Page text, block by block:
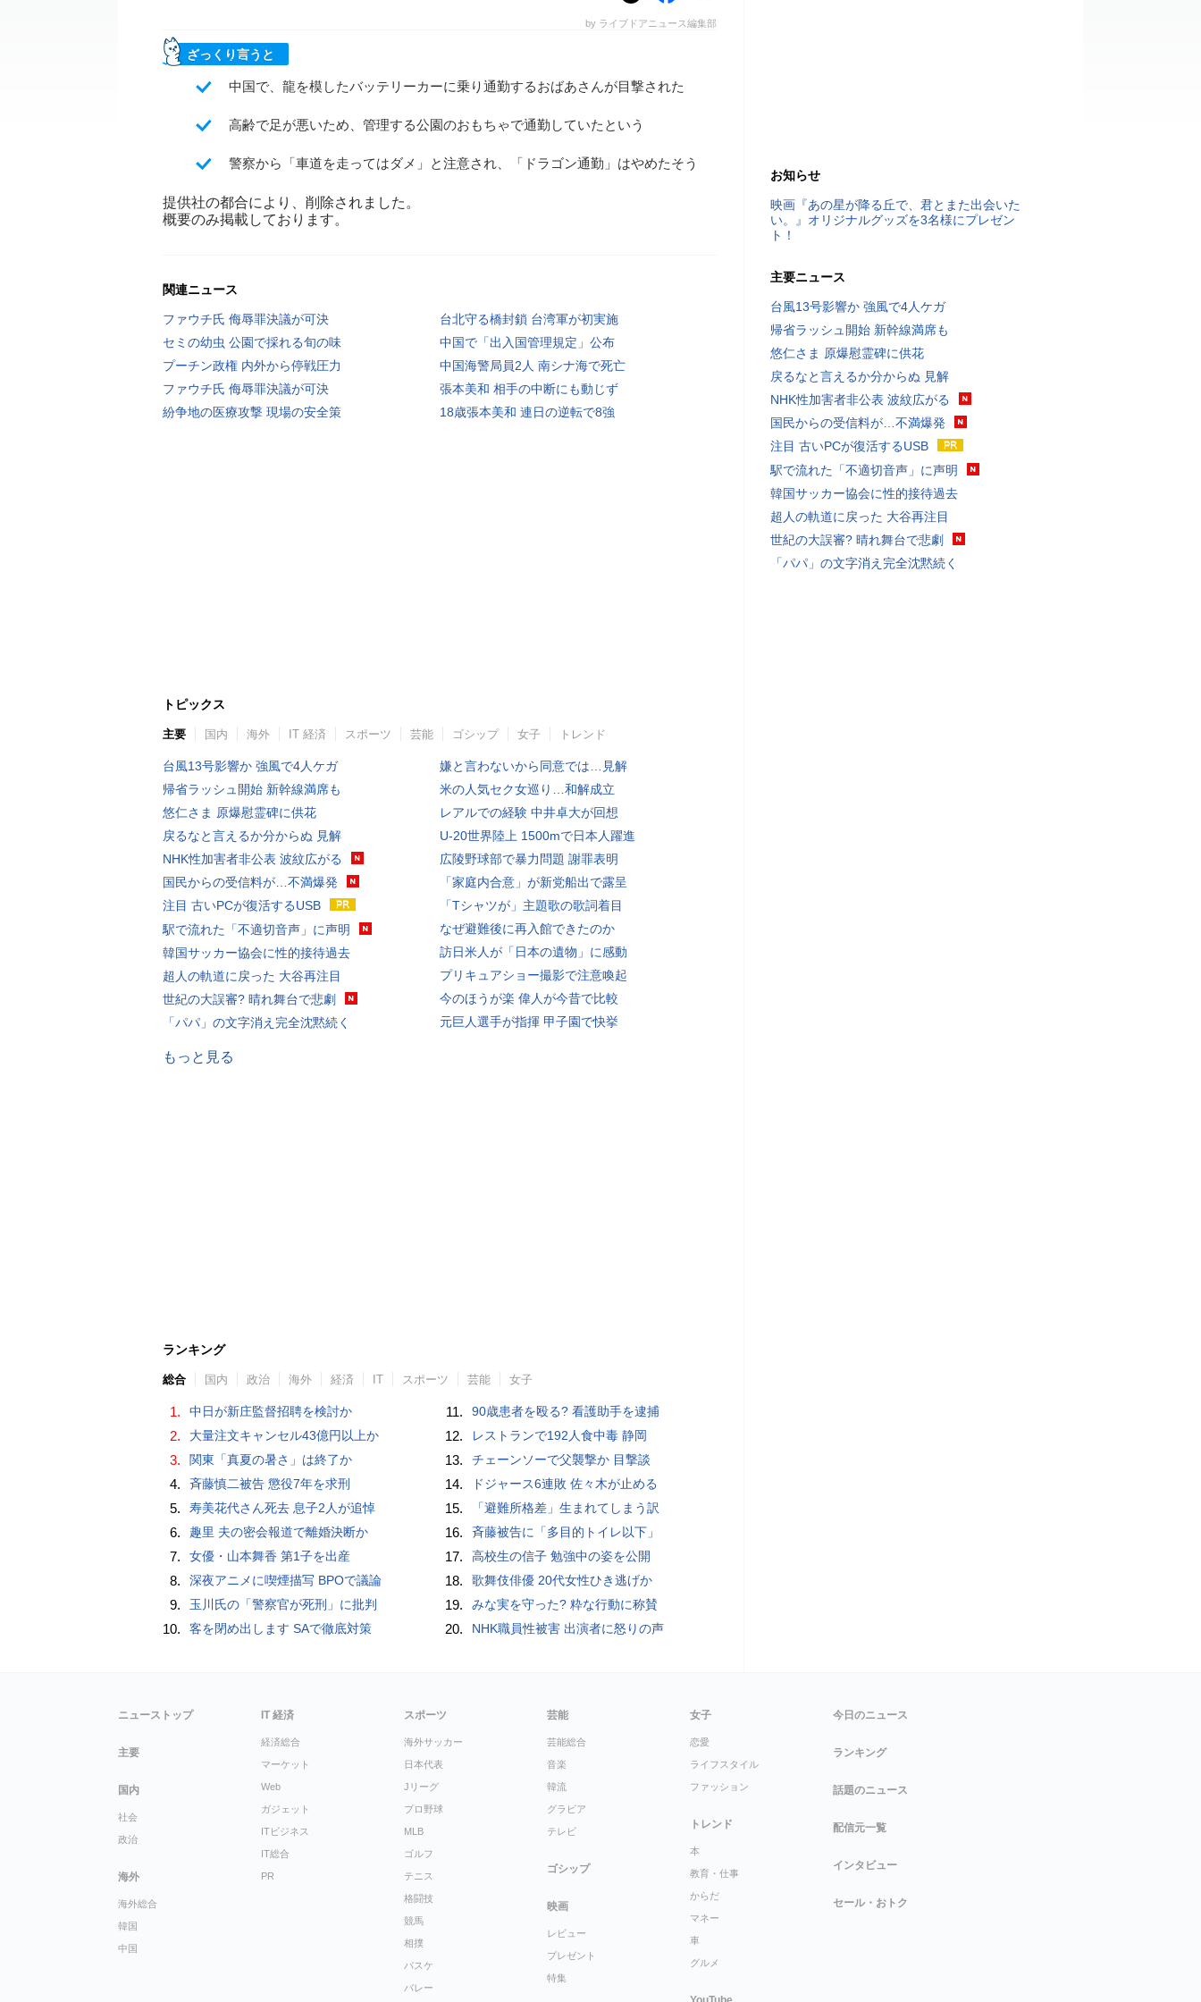
by ライブドアニュース編集部
ざっくり言うと
中国で、龍を模したバッテリーカーに乗り通勤するおばあさんが目撃された
高齢で足が悪いため、管理する公園のおもちゃで通勤していたという
警察から「車道を走ってはダメ」と注意され、「ドラゴン通勤」はやめたそう
提供社の都合により、削除されました。
概要のみ掲載しております。
関連ニュース
ファウチ氏 侮辱罪決議が可決
台北守る橋封鎖 台湾軍が初実施
セミの幼虫 公園で採れる旬の味
中国で「出入国管理規定」公布
プーチン政権 内外から停戦圧力
中国海警局員2人 南シナ海で死亡
ファウチ氏 侮辱罪決議が可決
張本美和 相手の中断にも動じず
紛争地の医療攻撃 現場の安全策
18歳張本美和 連日の逆転で8強
トピックス
主要 国内 海外 IT 経済 スポーツ 芸能 ゴシップ 女子 トレンド
台風13号影響か 強風で4人ケガ
帰省ラッシュ開始 新幹線満席も
悠仁さま 原爆慰霊碑に供花
戻るなと言えるか分からぬ 見解
NHK性加害者非公表 波紋広がる
国民からの受信料が…不満爆発
注目 古いPCが復活するUSB
駅で流れた「不適切音声」に声明
韓国サッカー協会に性的接待過去
超人の軌道に戻った 大谷再注目
世紀の大誤審? 晴れ舞台で悲劇
「パパ」の文字消え完全沈黙続く
嫌と言わないから同意では…見解
米の人気セク女巡り…和解成立
レアルでの経験 中井卓大が回想
U-20世界陸上 1500mで日本人躍進
広陵野球部で暴力問題 謝罪表明
「家庭内合意」が新党船出で露呈
「Tシャツが」主題歌の歌詞着目
なぜ避難後に再入館できたのか
訪日米人が「日本の遺物」に感動
プリキュアショー撮影で注意喚起
今のほうが楽 偉人が今昔で比較
元巨人選手が指揮 甲子園で快挙
もっと見る
ランキング
総合 国内 政治 海外 経済 IT スポーツ 芸能 女子
1. 中日が新庄監督招聘を検討か
2. 大量注文キャンセル43億円以上か
3. 関東「真夏の暑さ」は終了か
4. 斉藤慎二被告 懲役7年を求刑
5. 寿美花代さん死去 息子2人が追悼
6. 趣里 夫の密会報道で離婚決断か
7. 女優・山本舞香 第1子を出産
8. 深夜アニメに喫煙描写 BPOで議論
9. 玉川氏の「警察官が死刑」に批判
10. 客を閉め出します SAで徹底対策
11. 90歳患者を殴る? 看護助手を逮捕
12. レストランで192人食中毒 静岡
13. チェーンソーで父襲撃か 目撃談
14. ドジャース6連敗 佐々木が止める
15. 「避難所格差」生まれてしまう訳
16. 斉藤被告に「多目的トイレ以下」
17. 高校生の信子 勉強中の姿を公開
18. 歌舞伎俳優 20代女性ひき逃げか
19. みな実を守った? 粋な行動に称賛
20. NHK職員性被害 出演者に怒りの声
お知らせ
映画『あの星が降る丘で、君とまた出会いた
い。』オリジナルグッズを3名様にプレゼン
ト！
主要ニュース
台風13号影響か 強風で4人ケガ
帰省ラッシュ開始 新幹線満席も
悠仁さま 原爆慰霊碑に供花
戻るなと言えるか分からぬ 見解
NHK性加害者非公表 波紋広がる
国民からの受信料が…不満爆発
注目 古いPCが復活するUSB
駅で流れた「不適切音声」に声明
韓国サッカー協会に性的接待過去
超人の軌道に戻った 大谷再注目
世紀の大誤審? 晴れ舞台で悲劇
「パパ」の文字消え完全沈黙続く
ニューストップ
主要
国内
社会
政治
海外
海外総合
韓国
中国
IT 経済
経済総合
マーケット
Web
ガジェット
ITビジネス
IT総合
PR
スポーツ
海外サッカー
日本代表
Jリーグ
プロ野球
MLB
ゴルフ
テニス
格闘技
競馬
相撲
バスケ
バレー
芸能
芸能総合
音楽
韓流
グラビア
テレビ
ゴシップ
映画
レビュー
プレゼント
特集
女子
恋愛
ライフスタイル
ファッション
トレンド
本
教育・仕事
からだ
マネー
車
グルメ
今日のニュース
ランキング
話題のニュース
配信元一覧
インタビュー
セール・おトク